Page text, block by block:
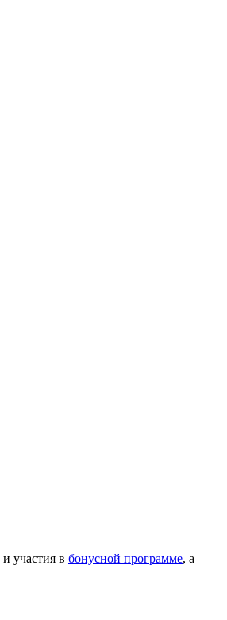
и участия в бонусной программе, а